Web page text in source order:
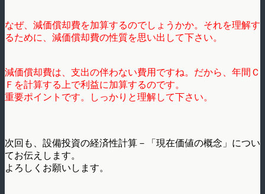
なぜ、減価償却費を加算するのでしょうかか。それを理解す
るために、減価償却費の性質を思い出して下さい。
減価償却費は、支出の伴わない費用ですね。だから、年間Ｃ
Ｆを計算する上で利益に加算するのです。
重要ポイントです。しっかりと理解して下さい。
次回も、設備投資の経済性計算－「現在価値の概念」につい
てお伝えします。
よろしくお願いします。